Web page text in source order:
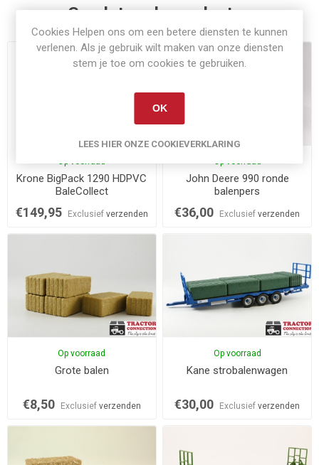
Gerelateerde producten
Op voorraad
Krone BigPack 1290 HDPVC
BaleCollect
€149,95 Exclusief verzenden
Op voorraad
John Deere 990 ronde
balenpers
€36,00 Exclusiefverzenden
Op voorraad
Grote balen
€8,50 Exclusief verzenden
Op voorraad
Kane strobalenwagen
€30,00 Exclusiefverzenden
Cookies Helpen ons om een betere diensten te kunnen
verlenen. Als je gebruik wilt maken van onze diensten
stem je toe om cookies te gebruiken.
OK
LEES HIER ONZE COOKIEVERKLARING